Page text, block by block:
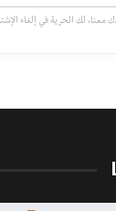
معنا، لك الحرية في إلغاء